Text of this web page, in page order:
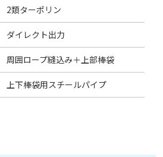
2類ターポリン
ダイレクト出力
周囲ロープ縫込み＋上部棒袋
上下棒袋用スチールパイプ